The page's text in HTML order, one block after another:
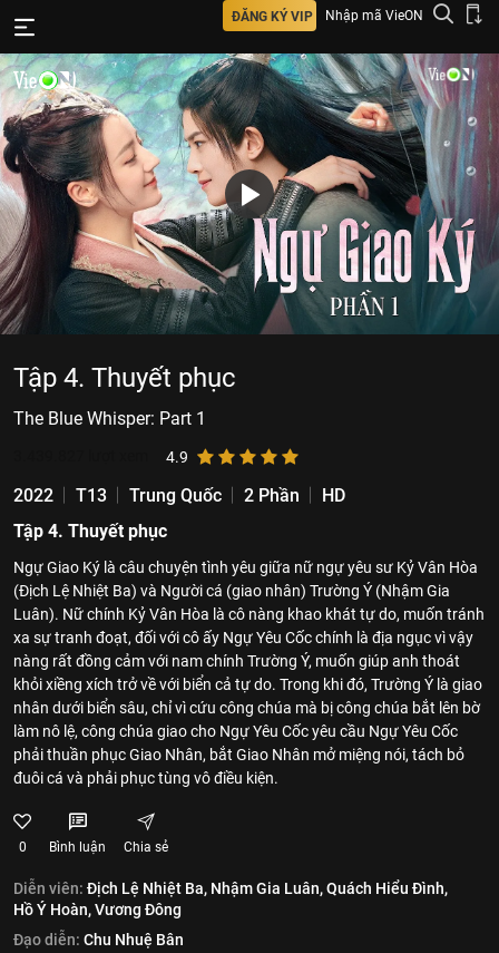
ĐĂNG KÝ VIP Nhập mã VieON
Tập 4. Thuyết phục
The Blue Whisper: Part 1
4.9
2022 T13 Trung Quốc 2 Phần
HD
Tập 4. Thuyết phục
Ngự Giao Ký là câu chuyện tình yêu giữa nữ ngự yêu sư Kỷ Vân Hòa
(Địch Lệ Nhiệt Ba) và Người cá (giao nhân) Trường Ý (Nhậm Gia
Luân). Nữ chính Kỷ Vân Hòa là cô nàng khao khát tự do, muốn tránh
xa sự tranh đoạt, đối với cô ấy Ngự Yêu Cốc chính là địa ngục vì vậy
nàng rất đồng cảm với nam chính Trường Ý, muốn giúp anh thoát
khỏi xiềng xích trở về với biển cả tự do. Trong khi đó, Trường Ý là giao
nhân dưới biển sâu, chỉ vì cứu công chúa mà bị công chúa bắt lên bờ
làm nô lệ, công chúa giao cho Ngự Yêu Cốc yêu cầu Ngự Yêu Cốc
phải thuần phục Giao Nhân, bắt Giao Nhân mở miệng nói, tách bỏ
đuôi cá và phải phục tùng vô điều kiện.
0 Bình luận Chia sẻ
Diễn viên: Địch Lệ Nhiệt Ba, Nhậm Gia Luân,Quách Hiểu Đình,
Hồ Ý Hoàn,Vương Đông
Đạo diễn: Chu Nhuệ Bân